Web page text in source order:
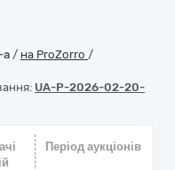
a / на ProZorro /
UA-P-2026-02-20-
Період аукціонів